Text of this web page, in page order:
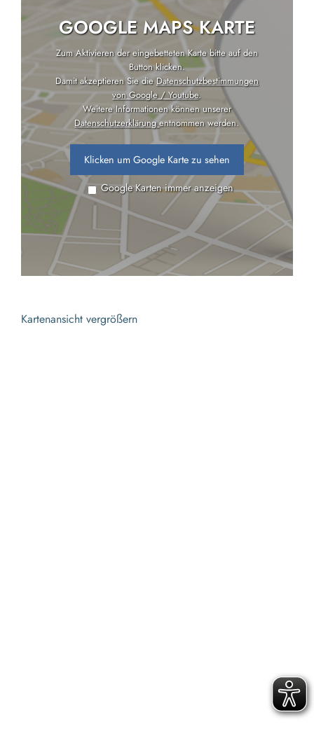
GOOGLE MAPS KARTE
Zum Aktivieren der eingebetteten Karte bitte auf den
Button klicken.
Damit akzeptieren Sie dieDatenschutzbestimmungen
von Google / Youtube.
Weitere Informationen können unserer
Datenschutzerklärungentnommen werden.
Klicken um Google Karte zu sehen
Google Karten immer anzeigen
Kartenansicht vergrößern